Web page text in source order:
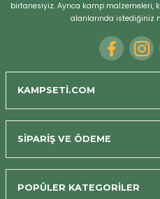
birtanesiyiz. Ayrıca kamp malzemeleri,
alanlarında istediğiniz
KAMPSETİ.COM
SİPARİŞ VE ÖDEME
POPÜLER KATEGORİLER
Bizi Arayın